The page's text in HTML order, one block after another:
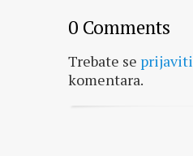
0 Comments
Trebate se prijaviti
komentara.